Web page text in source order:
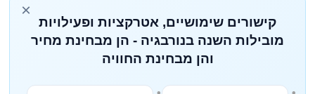
×
קישורים שימושיים, אטרקציות ופעילויות
מובילות השנה בנורבגיה - הן מבחינת מחיר
והן מבחינת החוויה